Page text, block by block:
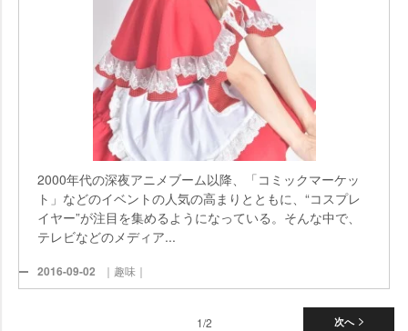
2000年代の深夜アニメブーム以降、「コミックマーケッ
ト」などのイベントの人気の高まりとともに、“コスプレ
イヤー”が注目を集めるようになっている。そんな中で、
テレビなどのメディア...
2016-09-02 ｜趣味｜
次へ
1/2